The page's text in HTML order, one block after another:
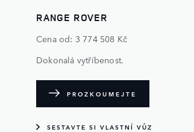
RANGE ROVER
Cena od: 3 774 508 Kč
Dokonalá vytříbenost.
PROZKOUMEJTE
SESTAVTE SI VLASTNÍ VŮZ